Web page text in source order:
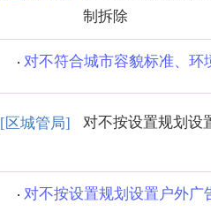
制拆除
对不符合城市容貌标准、环
[区城管局] 对不按设置规划设
对不按设置规划设置户外广